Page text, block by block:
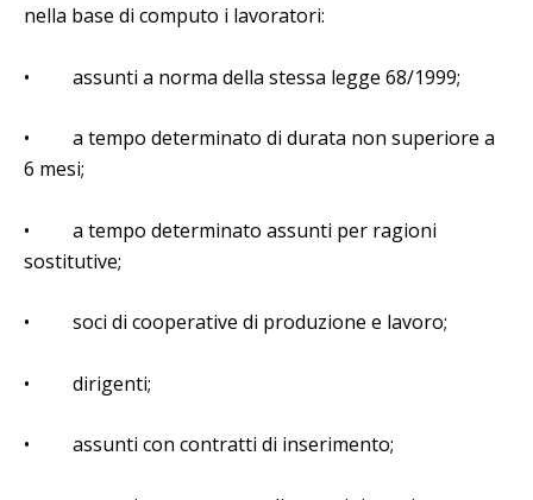
nella base di computo i lavoratori:
• assunti a norma della stessa legge 68/1999;
• a tempo determinato di durata non superiore a
6 mesi;
• a tempo determinato assunti per ragioni
sostitutive;
• soci di cooperative di produzione e lavoro;
• dirigenti;
• assunti con contratti di inserimento;